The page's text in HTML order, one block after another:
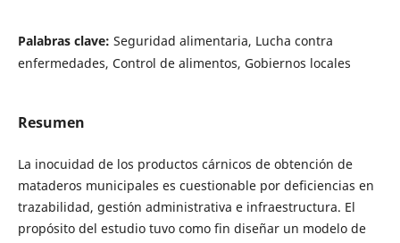
Palabras clave: Seguridad alimentaria, Lucha contra
enfermedades, Control de alimentos, Gobiernos locales
Resumen
La inocuidad de los productos cárnicos de obtención de
mataderos municipales es cuestionable por deficiencias en
trazabilidad, gestión administrativa e infraestructura. El
propósito del estudio tuvo como fin diseñar un modelo de